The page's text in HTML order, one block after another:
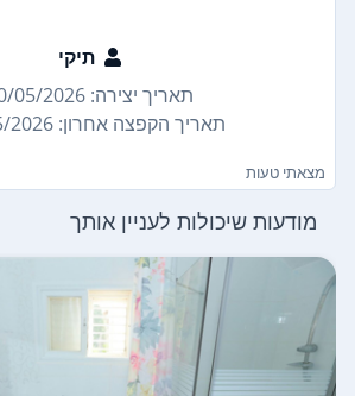
תיקי
תאריך יצירה: 20/05/2026
תאריך הקפצה אחרון: 20/05/2026
מצאתי טעות
מודעות שיכולות לעניין אותך